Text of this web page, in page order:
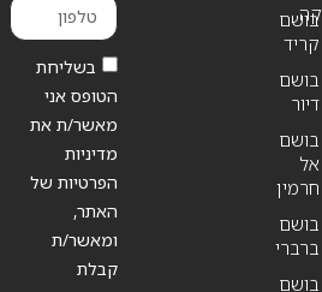
בושם
קריד
בושם
דיור
בושם
אל
חרמין
בושם
ברברי
בושם
בשליחת
הטופס אני
מאשר/ת את
מדיניות
הפרטיות של
האתר,
ומאשר/ת
קבלת